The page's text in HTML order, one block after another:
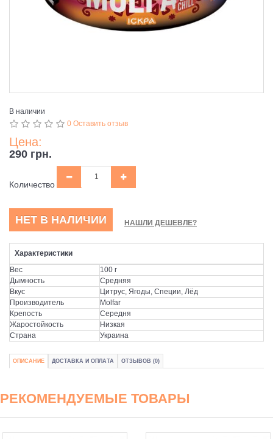
В наличии
0 Оставить отзыв
Цена:
290 грн.
Количество
НЕТ В НАЛИЧИИ НАШЛИ ДЕШЕВЛЕ?
Характеристики
Вес
100 г
Дымность
Средняя
Вкус
Цитрус, Ягоды, Специи, Лёд
Производитель
Molfar
Крепость
Середня
Жаростойкость
Низкая
Страна
Украина
ОПИСАНИЕ ДОСТАВКА И ОПЛАТА ОТЗЫВОВ (0)
РЕКОМЕНДУЕМЫЕ ТОВАРЫ